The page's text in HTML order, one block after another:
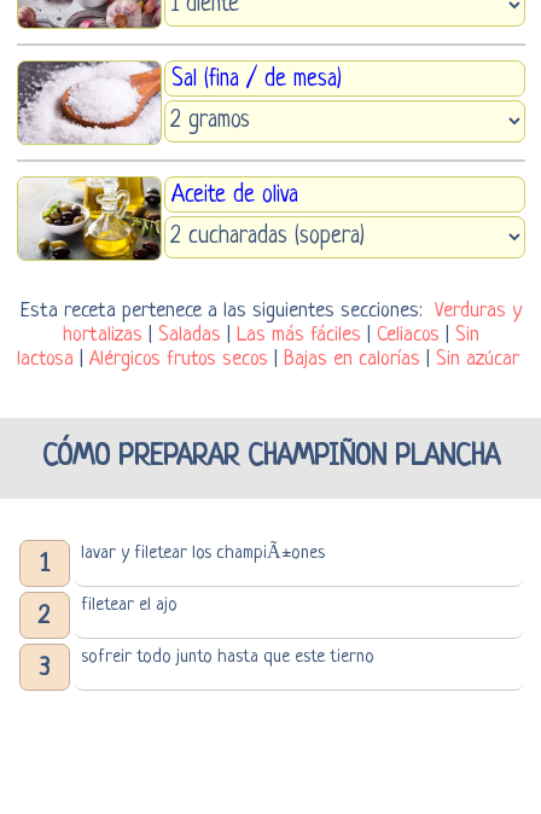
Sal (fina / de mesa)
Aceite de oliva
Esta receta pertenece a las siguientes secciones: Verduras y
hortalizas
Saladas Las más fáciles Celiacos
Sin
lactosa
Alérgicos frutos secos Bajas en calorías Sin azúcar
CÓMO PREPARAR CHAMPIÑON PLANCHA
1 lavar y filetear los champiÃ±ones
2 filetear el ajo
3 sofreir todo junto hasta que este tierno